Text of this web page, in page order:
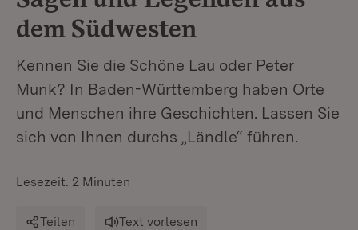
dem Südwesten
Kennen Sie die Schöne Lau oder Peter
Munk? In Baden-Württemberg haben Orte
und Menschen ihre Geschichten. Lassen Sie
sich von Ihnen durchs „Ländle“ führen.
Lesezeit: 2 Minuten
Teilen Text vorlesen